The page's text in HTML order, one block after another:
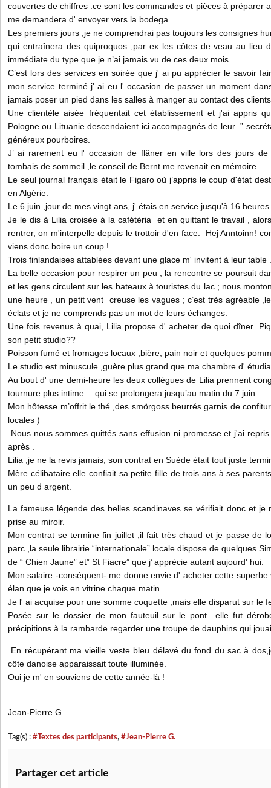
couvertes de chiffres :ce sont les commandes et pièces à préparer
me demandera d' envoyer vers la bodega.
Les premiers jours ,je ne comprendrai pas toujours les consignes
qui entraînera des quiproquos ,par ex les côtes de veau au lieu
immédiate du type que je n’ai jamais vu de ces deux mois .
C’est lors des services en soirée que j' ai pu apprécier le savoir
mon service terminé j' ai eu l' occasion de passer un moment
jamais poser un pied dans les salles à manger au contact des
Une clientèle aisée fréquentait cet établissement et j'ai appris
Pologne ou Lituanie descendaient ici accompagnés de leur ”
généreux pourboires.
J’ ai rarement eu l' occasion de flâner en ville lors des jours
tombais de sommeil ,le conseil de Bernt me revenait en mémoire.
Le seul journal français était le Figaro où j’appris le coup d'état
en Algérie.
Le 6 juin ,jour de mes vingt ans, j' étais en service jusqu'à 16 heures
Je le dis à Lilia croisée à la cafétéria et en quittant le travail ,
rentrer, on m'interpelle depuis le trottoir d'en face: Hej Anntoinn!
viens donc boire un coup !
Trois finlandaises attablées devant une glace m' invitent à leur table .
La belle occasion pour respirer un peu ; la rencontre se poursuit
et les gens circulent sur les bateaux à touristes du lac ; nous
une heure , un petit vent creuse les vagues ; c’est très agréable
éclats et je ne comprends pas un mot de leurs échanges.
Une fois revenus à quai, Lilia propose d' acheter de quoi dîner
son petit studio??
Poisson fumé et fromages locaux ,bière, pain noir et quelques
Le studio est minuscule ,guère plus grand que ma chambre d'
Au bout d' une demi-heure les deux collègues de Lilia prennent
tournure plus intime… qui se prolongera jusqu’au matin du 7 juin.
Mon hôtesse m’offrit le thé ,des smörgoss beurrés garnis de
locales )
Nous nous sommes quittés sans effusion ni promesse et j'ai
après .
Lilia ,je ne la revis jamais; son contrat en Suède était tout juste
Mère célibataire elle confiait sa petite fille de trois ans à ses
un peu d argent.
La fameuse légende des belles scandinaves se vérifiait donc et je
prise au miroir.
Mon contrat se termine fin juillet ,il fait très chaud et je passe de
parc ,la seule librairie “internationale” locale dispose de quelques
de “ Chien Jaune” et” St Fiacre” que j’ apprécie autant aujourd' hui.
Mon salaire -conséquent- me donne envie d' acheter cette
élan que je vois en vitrine chaque matin.
Je l' ai acquise pour une somme coquette ,mais elle disparut sur le
Posée sur le dossier de mon fauteuil sur le pont elle fut
précipitions à la rambarde regarder une troupe de dauphins qui
En récupérant ma vieille veste bleu délavé du fond du sac à
côte danoise apparaissait toute illuminée.
Oui je m' en souviens de cette année-là !
Jean-Pierre G.
Tag(s) : #Textes des participants, #Jean-Pierre G.
Partager cet article